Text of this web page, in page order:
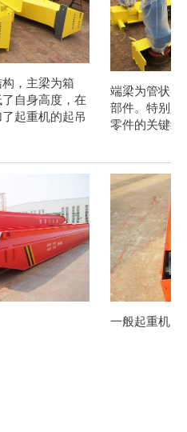
，主梁为箱
自身高度，在
起重机的起吊
端梁为管状类
部件。特别是
零件的关键组
一般起重机的